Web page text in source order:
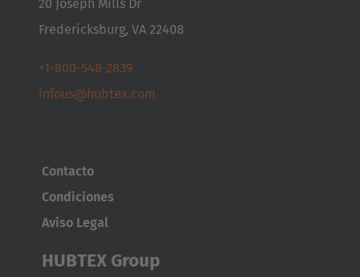
20 Joseph Mills Dr
Fredericksburg, VA 22408
+1-800-548-2839
infous@hubtex.com
Contacto
Condiciones
Aviso Legal
HUBTEX Group